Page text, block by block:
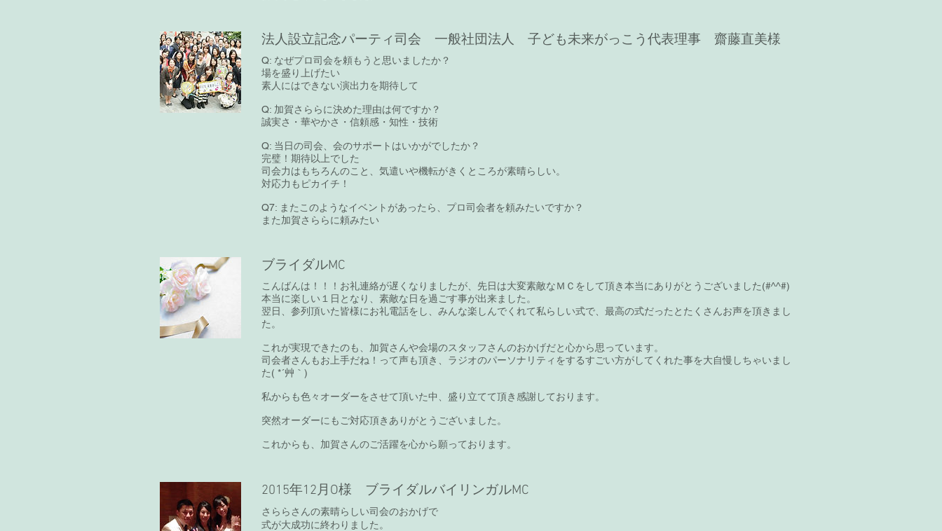
法人設立記念パーティ司会 一般社団法人 子ども未来がっこう代表理事 齋藤直美様
Q: なぜプロ司会を頼もうと思いましたか？
場を盛り上げたい
素人にはできない演出力を期待して
Q: 加賀さららに決めた理由は何ですか？
誠実さ・華やかさ・信頼感・知性・技術
Q: 当日の司会、会のサポートはいかがでしたか？
完璧！期待以上でした
司会力はもちろんのこと、気遣いや機転がきくところが素晴らしい。
対応力もピカイチ！
Q7: またこのようなイベントがあったら、プロ司会者を頼みたいですか？
また加賀さららに頼みたい
ブライダルMC
こんばんは！！！お礼連絡が遅くなりましたが、先日は大変素敵なＭＣをして頂き本当にありがとうございました(#^^#)
本当に楽しい１日となり、素敵な日を過ごす事が出来ました。
翌日、参列頂いた皆様にお礼電話をし、みんな楽しんでくれて私らしい式で、最高の式だったとたくさんお声を頂きまし
た。
これが実現できたのも、加賀さんや会場のスタッフさんのおかげだと心から思っています。
司会者さんもお上手だね！って声も頂き、ラジオのパーソナリティをするすごい方がしてくれた事を大自慢しちゃいまし
た( *´艸｀)
私からも色々オーダーをさせて頂いた中、盛り立てて頂き感謝しております。
突然オーダーにもご対応頂きありがとうございました。
これからも、加賀さんのご活躍を心から願っております。
2015年12月O様 ブライダルバイリンガルMC
さららさんの素晴らしい司会のおかげで
式が大成功に終わりました。